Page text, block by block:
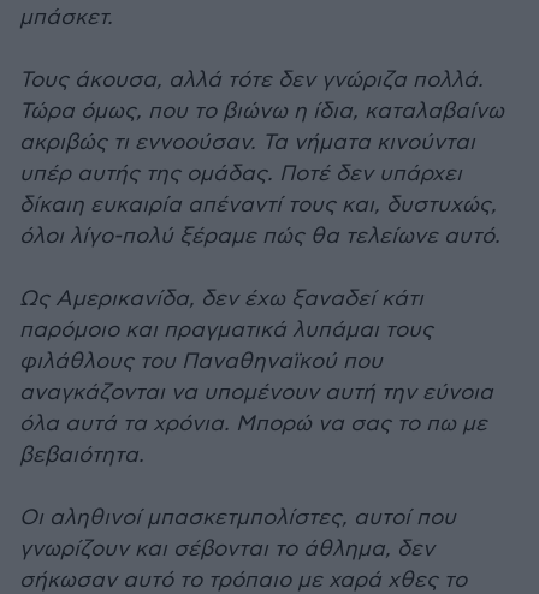
μπάσκετ.
Τους άκουσα, αλλά τότε δεν γνώριζα πολλά.
Τώρα όμως, που το βιώνω η ίδια, καταλαβαίνω
ακριβώς τι εννοούσαν. Τα νήματα κινούνται
υπέρ αυτής της ομάδας. Ποτέ δεν υπάρχει
δίκαιη ευκαιρία απέναντί τους και, δυστυχώς,
όλοι λίγο-πολύ ξέραμε πώς θα τελείωνε αυτό.
Ως Αμερικανίδα, δεν έχω ξαναδεί κάτι
παρόμοιο και πραγματικά λυπάμαι τους
φιλάθλους του Παναθηναϊκού που
αναγκάζονται να υπομένουν αυτή την εύνοια
όλα αυτά τα χρόνια. Μπορώ να σας το πω με
βεβαιότητα.
Οι αληθινοί μπασκετμπολίστες, αυτοί που
γνωρίζουν και σέβονται το άθλημα, δεν
σήκωσαν αυτό το τρόπαιο με χαρά χθες το